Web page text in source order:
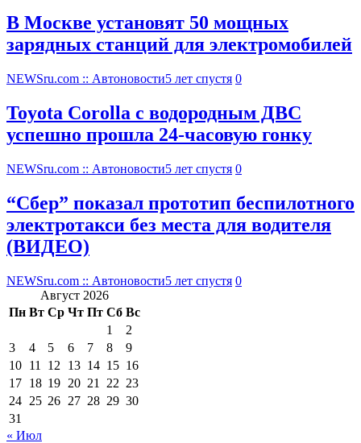
В Москве установят 50 мощных
зарядных станций для электромобилей
NEWSru.com :: Автоновости5 лет спустя 0
Toyota Corolla с водородным ДВС
успешно прошла 24-часовую гонку
NEWSru.com :: Автоновости5 лет спустя 0
“Сбер” показал прототип беспилотного
электротакси без места для водителя
(ВИДЕО)
NEWSru.com :: Автоновости5 лет спустя 0
Август 2026
Пн Вт Ср Чт Пт Сб Вс
1
2
3
4 5 6 7 8
9
10 11 12 13 14 15 16
17 18 19 20 21 22 23
24 25 26 27 28 29 30
31
« Июл